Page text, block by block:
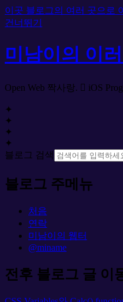
이곳 블로그의 여러 곳으로
건너뛰기
미남이의 이
Open Web 짝사랑.  iOS
✦
✦
✦
✦
블로그 검색
블로그 주메뉴
처음
연락
미남이의 웹터
@miname
전후 블로그 글 이